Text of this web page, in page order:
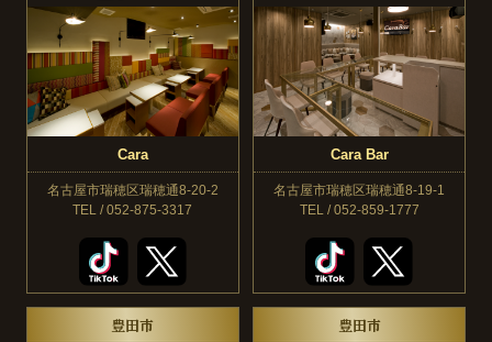
Cara
名古屋市瑞穂区瑞穂通8-20-2
TEL / 052-875-3317
Cara Bar
名古屋市瑞穂区瑞穂通8-19-1
TEL / 052-859-1777
豊田市 豊田市